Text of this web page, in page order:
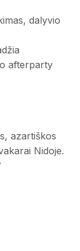
dalyvio
afterparty
azartiškos
Nidoje.